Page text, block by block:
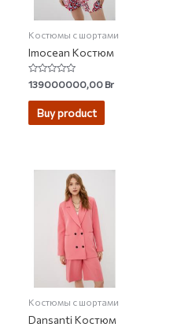
Костюмы с шортами
Imocean Костюм
Rated
0
out
139000000,00Br
Buy product
Костюмы с шортами
Dansanti Костюм